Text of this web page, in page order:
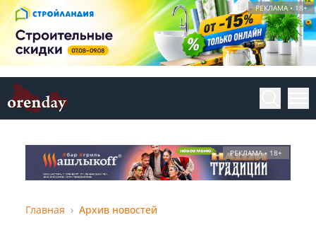
РЕКЛАМА • 18+
РЕКЛАМА • 18+
Главная Архив новостей